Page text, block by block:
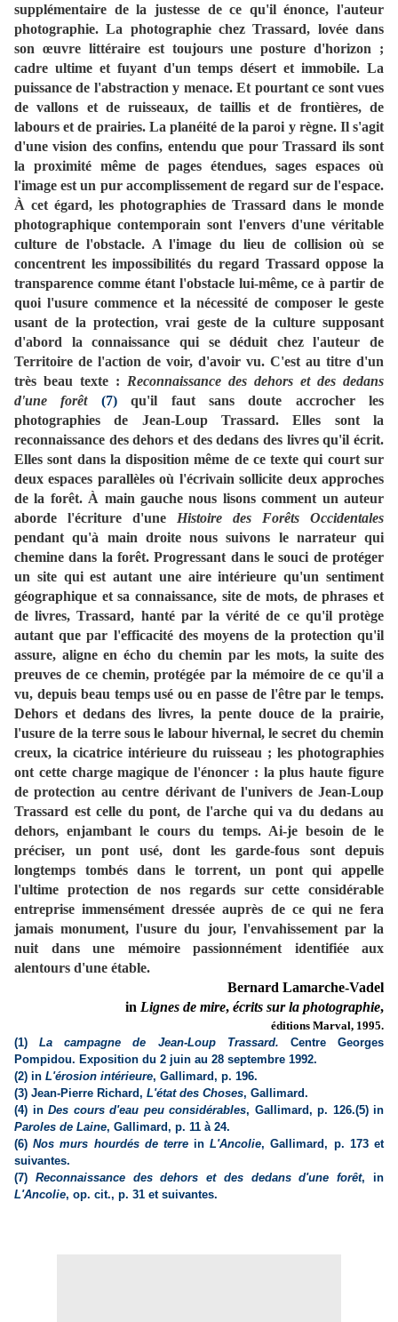
supplémentaire de la justesse de ce qu'il énonce, l'auteur
photographie. La photographie chez Trassard, lovée dans
son œuvre littéraire est toujours une posture d'horizon ;
cadre ultime et fuyant d'un temps désert et immobile. La
puissance de l'abstraction y menace. Et pourtant ce sont vues
de vallons et de ruisseaux, de taillis et de frontières, de
labours et de prairies. La planéité de la paroi y règne. Il s'agit
d'une vision des confins, entendu que pour Trassard ils sont
la proximité même de pages étendues, sages espaces où
l'image est un pur accomplissement de regard sur de l'espace.
À cet égard, les photographies de Trassard dans le monde
photographique contemporain sont l'envers d'une véritable
culture de l'obstacle. A l'image du lieu de collision où se
concentrent les impossibilités du regard Trassard oppose la
transparence comme étant l'obstacle lui-même, ce à partir de
quoi l'usure commence et la nécessité de composer le geste
usant de la protection, vrai geste de la culture supposant
d'abord la connaissance qui se déduit chez l'auteur de
Territoire de l'action de voir, d'avoir vu. C'est au titre d'un
très beau texte : Reconnaissance des dehors et des dedans
d'une forêt
(7)qu'il faut sans doute accrocher les
photographies de Jean-Loup Trassard. Elles sont la
reconnaissance des dehors et des dedans des livres qu'il écrit.
Elles sont dans la disposition même de ce texte qui court sur
deux espaces parallèles où l'écrivain sollicite deux approches
de la forêt. À main gauche nous lisons comment un auteur
aborde l'écriture d'une Histoire des Forêts Occidentales
pendant qu'à main droite nous suivons le narrateur qui
chemine dans la forêt. Progressant dans le souci de protéger
un site qui est autant une aire intérieure qu'un sentiment
géographique et sa connaissance, site de mots, de phrases et
de livres, Trassard, hanté par la vérité de ce qu'il protège
autant que par l'efficacité des moyens de la protection qu'il
assure, aligne en écho du chemin par les mots, la suite des
preuves de ce chemin, protégée par la mémoire de ce qu'il a
vu, depuis beau temps usé ou en passe de l'être par le temps.
Dehors et dedans des livres, la pente douce de la prairie,
l'usure de la terre sous le labour hivernal, le secret du chemin
creux, la cicatrice intérieure du ruisseau ; les photographies
ont cette charge magique de l'énoncer : la plus haute figure
de protection au centre dérivant de l'univers de Jean-Loup
Trassard est celle du pont, de l'arche qui va du dedans au
dehors, enjambant le cours du temps. Ai-je besoin de le
préciser, un pont usé, dont les garde-fous sont depuis
longtemps tombés dans le torrent, un pont qui appelle
l'ultime protection de nos regards sur cette considérable
entreprise immensément dressée auprès de ce qui ne fera
jamais monument, l'usure du jour, l'envahissement par la
nuit dans une mémoire passionnément identifiée aux
alentours d'une étable.
Bernard Lamarche-Vadel
in Lignes de mire, écrits sur la photographie,
éditions Marval, 1995.
(1)La campagne de Jean-Loup Trassard. Centre Georges
Pompidou. Exposition du 2 juin au 28 septembre 1992.
(2) in L'érosion intérieure, Gallimard, p. 196.
(3) Jean-Pierre Richard, L'état des Choses, Gallimard.
(4) in Des cours d'eau peu considérables, Gallimard, p. 126.(5) in
Paroles de Laine, Gallimard, p. 11 à 24.
(6)Nos murs hourdés de terrein L'Ancolie, Gallimard, p. 173 et
suivantes.
(7) Reconnaissance des dehors et des dedans d'une forêt, in
L'Ancolie, op. cit., p. 31 et suivantes.